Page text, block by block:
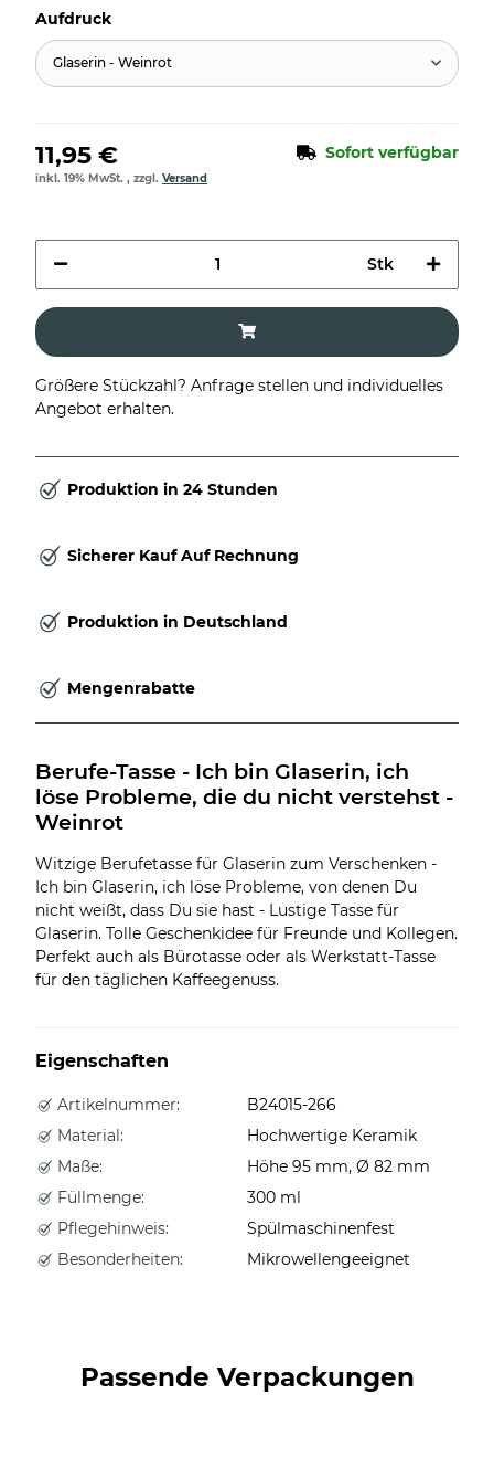
Aufdruck
Glaserin - Weinrot
11,95 € Sofort verfügbar
inkl. 19% MwSt. , zzgl. Versand
Stk
Größere Stückzahl? Anfrage stellen und individuelles
Angebot erhalten.
Produktion in 24 Stunden
Sicherer Kauf Auf Rechnung
Produktion in Deutschland
Mengenrabatte
Berufe-Tasse - Ich bin Glaserin, ich
löse Probleme, die du nicht verstehst -
Weinrot
Witzige Berufetasse für Glaserin zum Verschenken -
Ich bin Glaserin, ich löse Probleme, von denen Du
nicht weißt, dass Du sie hast - Lustige Tasse für
Glaserin. Tolle Geschenkidee für Freunde und Kollegen.
Perfekt auch als Bürotasse oder als Werkstatt-Tasse
für den täglichen Kaffeegenuss.
Eigenschaften
Artikelnummer:
B24015-266
Material:
Hochwertige Keramik
Maße:
Höhe 95 mm, Ø 82 mm
Füllmenge:
300 ml
Pflegehinweis:
Spülmaschinenfest
Besonderheiten:
Mikrowellengeeignet
Passende Verpackungen